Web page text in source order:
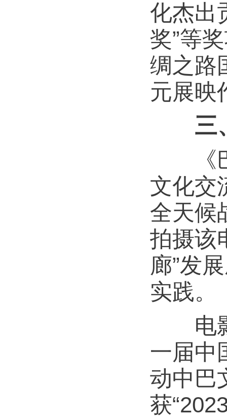
化杰出
奖”等
绸之路
元展映
三
《巴
文化交
全天候
拍摄该
廊”发
实践。
电影
一届中
动中巴
获